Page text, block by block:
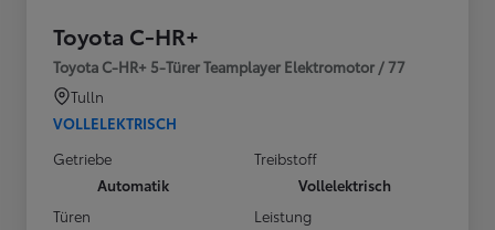
Toyota C-HR+
Toyota C-HR+ 5-Türer Teamplayer Elektromotor / 77
Tulln
VOLLELEKTRISCH
Getriebe
Automatik
Treibstoff
Vollelektrisch
Türen
Leistung